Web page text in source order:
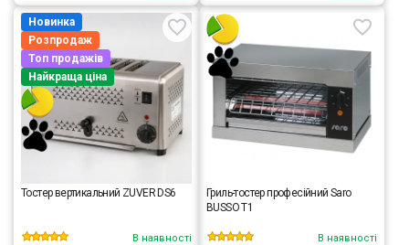
Новинка
Розпродаж
Топ продажів
Найкраща ціна
Тостер вертикальний ZUVER DS6
В наявності
Гриль-тостер професійний Saro
BUSSO T1
В наявності